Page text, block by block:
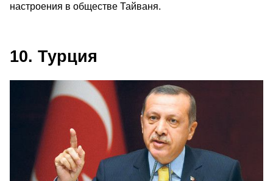
настроения в обществе Тайваня.
10. Турция